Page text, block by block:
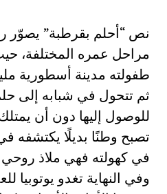
نص “أحلم بقرطبة” يصوّر
مراحل عمره المختلفة،
طفولته مدينة أسطورية
ثم تتحول في شبابه إلى
للوصول إليها دون أن
تصبح وطنًا بديلًا يكتشفه
في كهولته فهي ملاذ روحي
وفي النهاية تغدو يوتوبيا